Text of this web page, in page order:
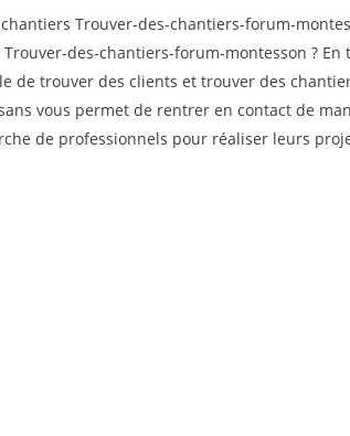
Trouver-des-chantiers-forum-
des-chantiers-forum-montesson ?
de trouver des clients et trouver des
vous permet de rentrer en contact de
de professionnels pour réaliser leurs